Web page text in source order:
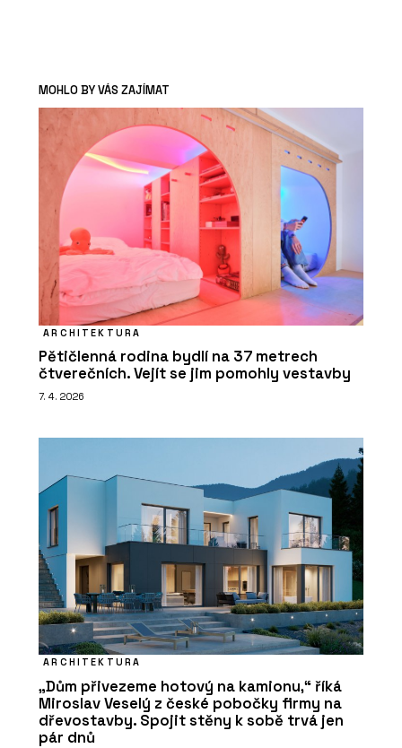
MOHLO BY VÁS ZAJÍMAT
ARCHITEKTURA
Pětičlenná rodina bydlí na 37 metrech
čtverečních. Vejít se jim pomohly vestavby
7. 4. 2026
ARCHITEKTURA
„Dům přivezeme hotový na kamionu,“ říká
Miroslav Veselý z české pobočky firmy na
dřevostavby. Spojit stěny k sobě trvá jen
pár dnů